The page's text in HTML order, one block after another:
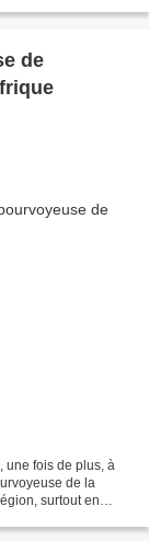
de
une fois de plus, à
de la
surtout en